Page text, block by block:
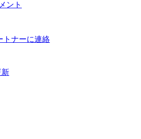
ント
トナーに連絡
新